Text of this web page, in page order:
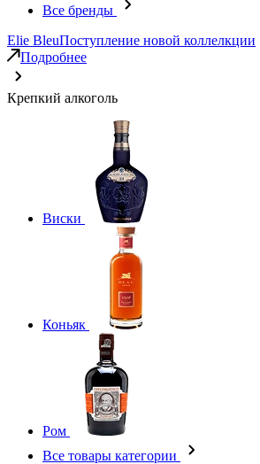
Все бренды
Elie BleuПоступление новой коллелкции
Подробнее
Крепкий алкоголь
Виски
Коньяк
Ром
Все товары категории